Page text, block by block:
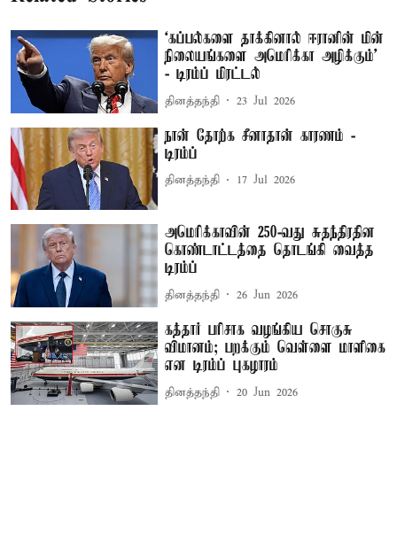
‘கப்பல்களை தாக்கினால் ஈரானின் மின்
நிலையங்களை அமெரிக்கா அழிக்கும்’
- டிரம்ப் மிரட்டல்
தினத்தந்தி 23 Jul 2026
நான் தோற்க சீனாதான் காரணம் -
டிரம்ப்
தினத்தந்தி 17 Jul 2026
அமெரிக்காவின் 250-வது சுதந்திரதின
கொண்டாட்டத்தை தொடங்கி வைத்த
டிரம்ப்
தினத்தந்தி 26 Jun 2026
கத்தார் பரிசாக வழங்கிய சொகுசு
விமானம்; பறக்கும் வெள்ளை மாளிகை
என டிரம்ப் புகழாரம்
தினத்தந்தி 20 Jun 2026